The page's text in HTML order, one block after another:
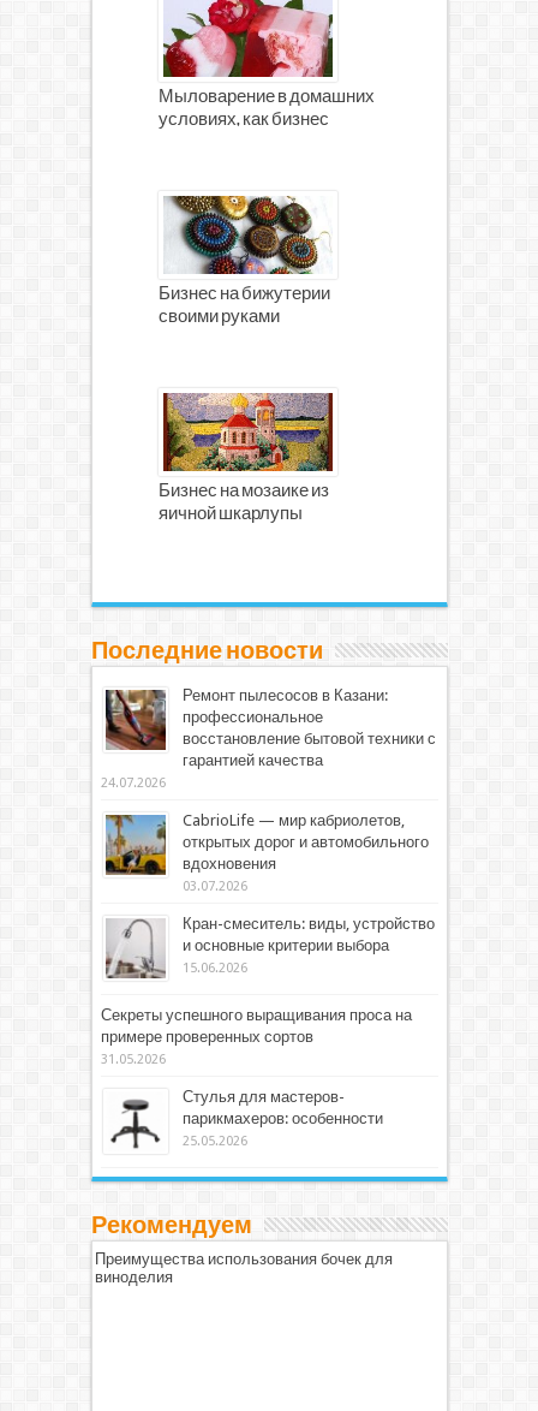
Мыловарение в домашних
условиях, как бизнес
Бизнес на бижутерии
своими руками
Бизнес на мозаике из
яичной шкарлупы
Последние новости
Ремонт пылесосов в Казани:
профессиональное
восстановление бытовой техники с
гарантией качества
24.07.2026
CabrioLife — мир кабриолетов,
открытых дорог и автомобильного
вдохновения
03.07.2026
Кран-смеситель: виды, устройство
и основные критерии выбора
15.06.2026
Секреты успешного выращивания проса на
примере проверенных сортов
31.05.2026
Стулья для мастеров-
парикмахеров: особенности
25.05.2026
Рекомендуем
Преимущества использования бочек для
виноделия